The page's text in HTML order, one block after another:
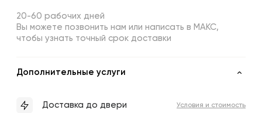
20-60 рабочих дней
Вы можете позвонить нам или написать в МАКС,
чтобы узнать точный срок доставки
Дополнительные услуги
Доставка до двери Условия и стоимость